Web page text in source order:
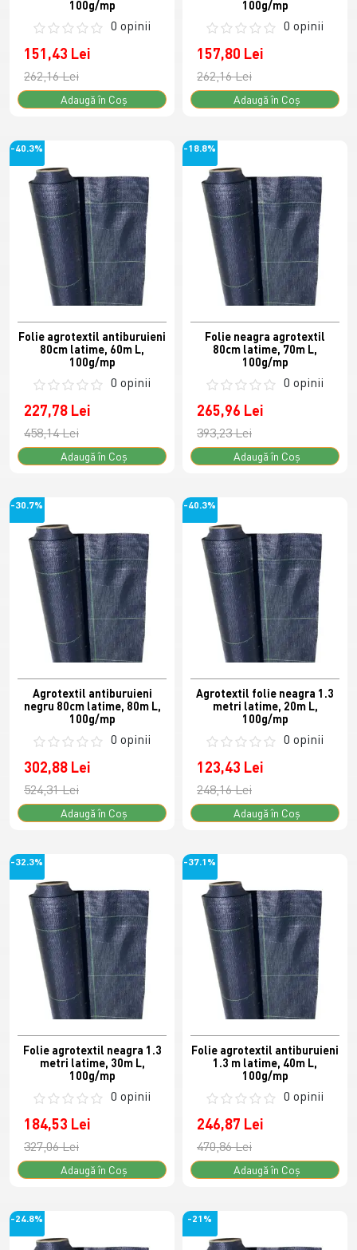
100g/mp
0 opinii
151,43 Lei
262,16 Lei
Adaugă în Coş
100g/mp
0 opinii
157,80 Lei
262,16 Lei
Adaugă în Coş
-40.3%
Folie agrotextil antiburuieni
80cm latime, 60m L,
100g/mp
0 opinii
227,78 Lei
458,14 Lei
Adaugă în Coş
-18.8%
Folie neagra agrotextil
80cm latime, 70m L,
100g/mp
0 opinii
265,96 Lei
393,23 Lei
Adaugă în Coş
-30.7%
Agrotextil antiburuieni
negru 80cm latime, 80m L,
100g/mp
0 opinii
302,88 Lei
524,31 Lei
Adaugă în Coş
-40.3%
Agrotextil folie neagra 1.3
metri latime, 20m L,
100g/mp
0 opinii
123,43 Lei
248,16 Lei
Adaugă în Coş
-32.3%
Folie agrotextil neagra 1.3
metri latime, 30m L,
100g/mp
0 opinii
184,53 Lei
327,06 Lei
Adaugă în Coş
-37.1%
Folie agrotextil antiburuieni
1.3 m latime, 40m L,
100g/mp
0 opinii
246,87 Lei
470,86 Lei
Adaugă în Coş
-24.8% -21%